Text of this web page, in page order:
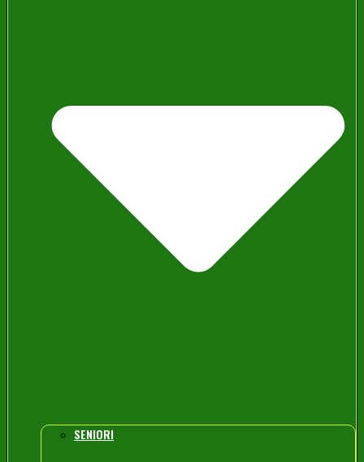
SENIORI